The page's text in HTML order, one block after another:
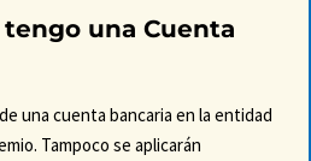
tengo una Cuenta
una cuenta bancaria en la entidad
Tampoco se aplicarán